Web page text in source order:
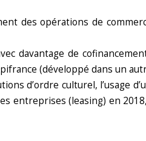
des opérations de
davantage de
(développé dans un
d’ordre culturel, l’usage
(leasing) en